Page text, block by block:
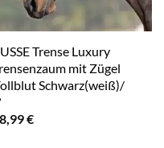
Trense Luxury
mit Zügel
Schwarz(weiß)/
grau
€